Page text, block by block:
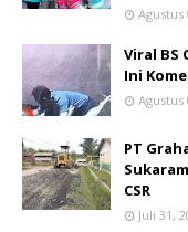
Agustus
Viral BS
Ini
Agustus
PT
CSR
Juli 31,